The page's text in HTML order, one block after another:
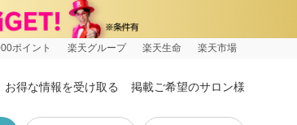
ポイント 楽天グループ 楽天生命 楽天市場
お得な情報を受け取る 掲載ご希望のサロン様